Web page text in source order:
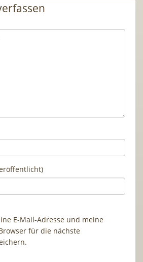
E-Mail-Adresse und meine
für die nächste